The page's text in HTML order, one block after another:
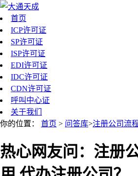
首页
ICP许可证
SP许可证
ISP许可证
EDI许可证
IDC许可证
CDN许可证
呼叫中心证
关于我们
你的位置： 首页 > 问答库>注册公司流
热心网友问：注册